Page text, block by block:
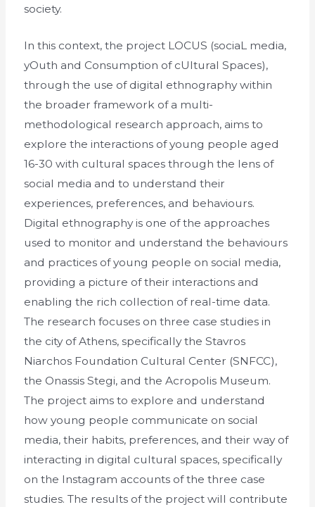
society.
In this context, the project LOCUS (sociaL media,
yOuth and Consumption of cUltural Spaces),
through the use of digital ethnography within
the broader framework of a multi-
methodological research approach, aims to
explore the interactions of young people aged
16-30 with cultural spaces through the lens of
social media and to understand their
experiences, preferences, and behaviours.
Digital ethnography is one of the approaches
used to monitor and understand the behaviours
and practices of young people on social media,
providing a picture of their interactions and
enabling the rich collection of real-time data.
The research focuses on three case studies in
the city of Athens, specifically the Stavros
Niarchos Foundation Cultural Center (SNFCC),
the Onassis Stegi, and the Acropolis Museum.
The project aims to explore and understand
how young people communicate on social
media, their habits, preferences, and their way of
interacting in digital cultural spaces, specifically
on the Instagram accounts of the three case
studies. The results of the project will contribute